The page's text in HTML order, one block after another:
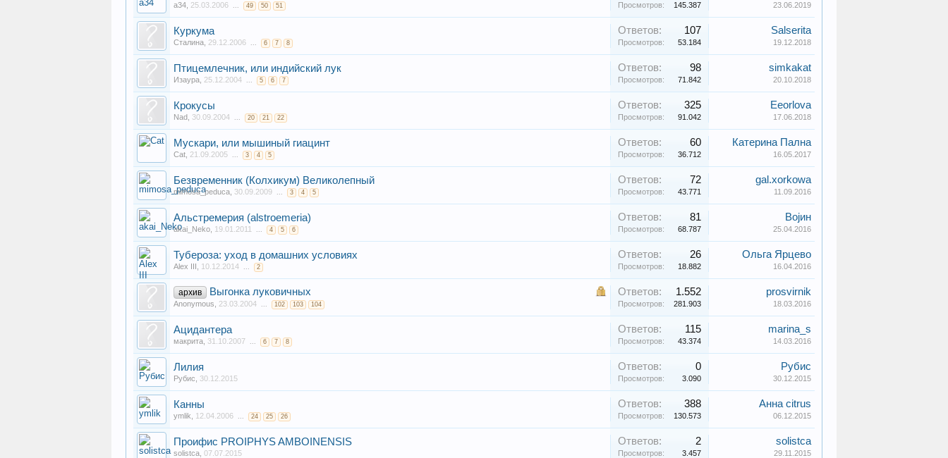
a34 25.03.2006 ... 49 50 51 Просмотров: 145.387 23.06.2019
Куркума
Сталина 29.12.2006 ... 6 7 8
Ответов: 107
Просмотров: 53.184
Salserita
19.12.2018
Птицемлечник, или индийский лук
Изаура 25.12.2004 ... 5 6 7
Ответов: 98
Просмотров: 71.842
simkakat
20.10.2018
Крокусы
Nad 30.09.2004 ... 20 21 22
Ответов: 325
Просмотров: 91.042
Eeorlova
17.06.2018
Мускари, или мышиный гиацинт
Cat 21.09.2005 ... 3 4 5
Ответов: 60
Просмотров: 36.712
Катерина Пална
16.05.2017
Безвременник (Колхикум) Великолепный
mimosa_peduca 30.09.2009 ... 3 4 5
Ответов: 72
Просмотров: 43.771
gal.xorkowa
11.09.2016
Альстремерия (alstroemeria)
akai_Neko 19.01.2011 ... 4 5 6
Ответов: 81
Просмотров: 68.787
Војин
25.04.2016
Тубероза: уход в домашних условиях
Alex III 10.12.2014 ... 2
Ответов: 26
Просмотров: 18.882
Ольга Ярцево
16.04.2016
архив Выгонка луковичных
Anonymous 23.03.2004 ... 102 103 104
Ответов: 1.552
Просмотров: 281.903
prosvirnik
18.03.2016
Ацидантера
макрита 31.10.2007 ... 6 7 8
Ответов: 115
Просмотров: 43.374
marina_s
14.03.2016
Лилия
Рубис 30.12.2015
Ответов: 0
Просмотров: 3.090
Рубис
30.12.2015
Канны
ymlik 12.04.2006 ... 24 25 26
Ответов: 388
Просмотров: 130.573
Анна citrus
06.12.2015
Проифис PROIPHYS AMBOINENSIS
solistca 07.07.2015
Ответов: 2
Просмотров: 3.457
solistca
29.11.2015